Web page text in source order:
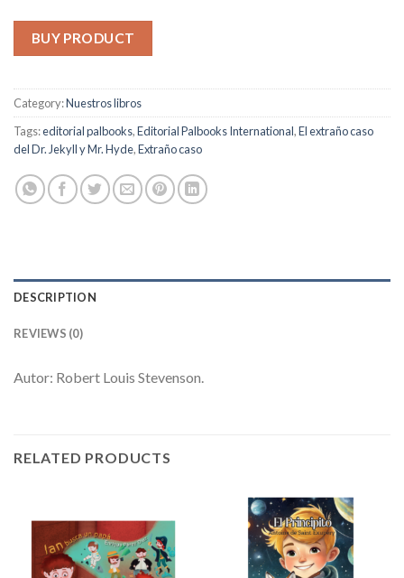
BUY PRODUCT
Category:Nuestros libros
Tags:editorial palbooks,Editorial Palbooks International,El extraño caso
del Dr. Jekyll y Mr. Hyde,Extraño caso
DESCRIPTION
REVIEWS (0)
Autor: Robert Louis Stevenson.
RELATED PRODUCTS